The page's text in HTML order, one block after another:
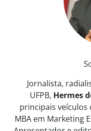
Jornalista,
UFPB, Hermes
principais veículos
MBA em Marketing